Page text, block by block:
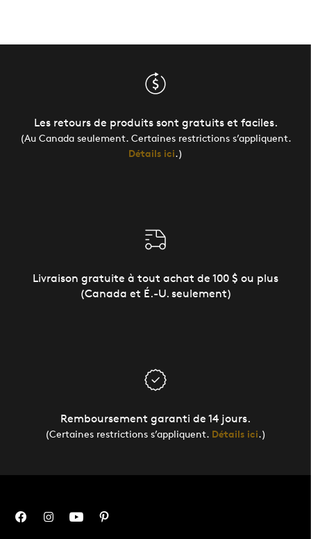
Les retours de produits sont gratuits et faciles.
(Au Canada seulement. Certaines restrictions s’appliquent.
Détails ici.)
Livraison gratuite à tout achat de 100 $ ou plus
(Canada et É.-U. seulement)
Remboursement garanti de 14 jours.
(Certaines restrictions s’appliquent. Détails ici.)